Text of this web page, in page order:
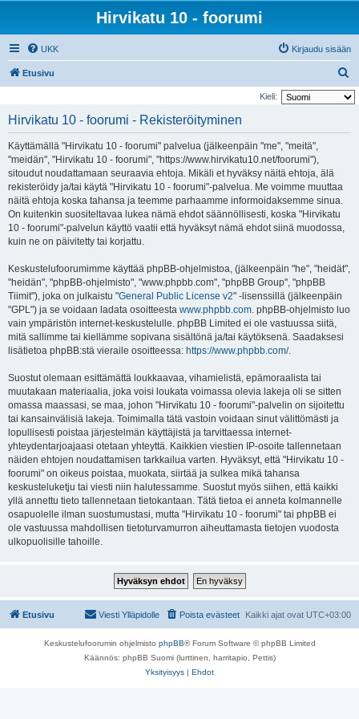
Hirvikatu 10 - foorumi
UKK Kirjaudu sisään
Etusivu
t
Kieli:
Hirvikatu 10 - foorumi - Rekisteröityminen
Käyttämällä "Hirvikatu 10 - foorumi" palvelua (jälkeenpäin "me", "meitä",
"meidän", "Hirvikatu 10 - foorumi", "https://www.hirvikatu10.net/foorumi"),
sitoudut noudattamaan seuraavia ehtoja. Mikäli et hyväksy näitä ehtoja, älä
rekisteröidy ja/tai käytä "Hirvikatu 10 - foorumi"-palvelua. Me voimme muuttaa
näitä ehtoja koska tahansa ja teemme parhaamme informoidaksemme sinua.
On kuitenkin suositeltavaa lukea nämä ehdot säännöllisesti, koska "Hirvikatu
10 - foorumi"-palvelun käyttö vaatii että hyväksyt nämä ehdot siinä muodossa,
kuin ne on päivitetty tai korjattu.
Keskustelufoorumimme käyttää phpBB-ohjelmistoa, (jälkeenpäin "he", "heidät",
"heidän", "phpBB-ohjelmisto", "www.phpbb.com", "phpBB Group", "phpBB
Tiimit"), joka on julkaistu "General Public License v2" -lisenssillä (jälkeenpäin
"GPL") ja se voidaan ladata osoitteesta www.phpbb.com. phpBB-ohjelmisto luo
vain ympäristön internet-keskustelulle. phpBB Limited ei ole vastuussa siitä,
mitä sallimme tai kiellämme sopivana sisältönä ja/tai käytöksenä. Saadaksesi
lisätietoa phpBB:stä vieraile osoitteessa: https://www.phpbb.com/.
Suostut olemaan esittämättä loukkaavaa, vihamielistä, epämoraalista tai
muutakaan materiaalia, joka voisi loukata voimassa olevia lakeja oli se sitten
omassa maassasi, se maa, johon "Hirvikatu 10 - foorumi"-palvelin on sijoitettu
tai kansainvälisiä lakeja. Toimimalla tätä vastoin voidaan sinut välittömästi ja
lopullisesti poistaa järjestelmän käyttäjistä ja tarvittaessa internet-
yhteydentarjoajaasi otetaan yhteyttä. Kaikkien viestien IP-osoite tallennetaan
näiden ehtojen noudattamisen tarkkailua varten. Hyväksyt, että "Hirvikatu 10 -
foorumi" on oikeus poistaa, muokata, siirtää ja sulkea mikä tahansa
keskusteluketju tai viesti niin halutessamme. Suostut myös siihen, että kaikki
yllä annettu tieto tallennetaan tietokantaan. Tätä tietoa ei anneta kolmannelle
osapuolelle ilman suostumustasi, mutta "Hirvikatu 10 - foorumi" tai phpBB ei
ole vastuussa mahdollisen tietoturvamurron aiheuttamasta tietojen vuodosta
ulkopuolisille tahoille.
Etusivu Kaikki ajat ovat UTC+03:00
Poista evästeet
Viesti Ylläpidolle
Keskustelufoorumin ohjelmisto phpBB® Forum Software © phpBB Limited
Käännös: phpBB Suomi (lurttinen, harritapio, Pettis)
Yksityisyys | Ehdot